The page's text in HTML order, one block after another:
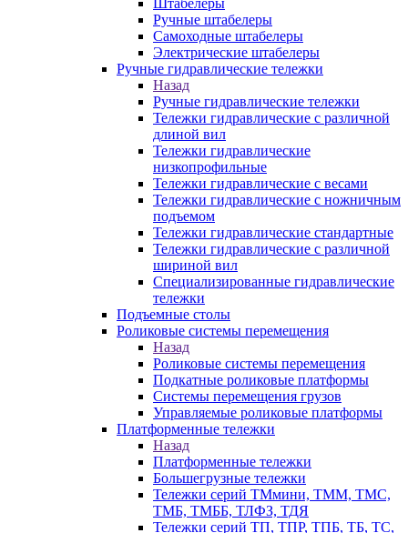
Штабелеры
Ручные штабелеры
Самоходные штабелеры
Электрические штабелеры
Ручные гидравлические тележки
Назад
Ручные гидравлические тележки
Тележки гидравлические с различной
длиной вил
Тележки гидравлические
низкопрофильные
Тележки гидравлические с весами
Тележки гидравлические с ножничным
подъемом
Тележки гидравлические стандартные
Тележки гидравлические с различной
шириной вил
Специализированные гидравлические
тележки
Подъемные столы
Роликовые системы перемещения
Назад
Роликовые системы перемещения
Подкатные роликовые платформы
Системы перемещения грузов
Управляемые роликовые платформы
Платформенные тележки
Назад
Платформенные тележки
Большегрузные тележки
Тележки серий ТМмини, ТММ, ТМС,
ТМБ, ТМББ, ТЛФЗ, ТДЯ
Тележки серий ТП, ТПР, ТПБ, ТБ, ТС,